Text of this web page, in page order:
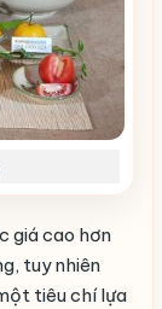
giá cao hơn
tuy nhiên
tiêu chí lựa